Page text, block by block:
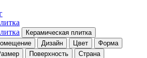
Керамическая плитка
Дизайн Цвет
Форма
Поверхность Страна